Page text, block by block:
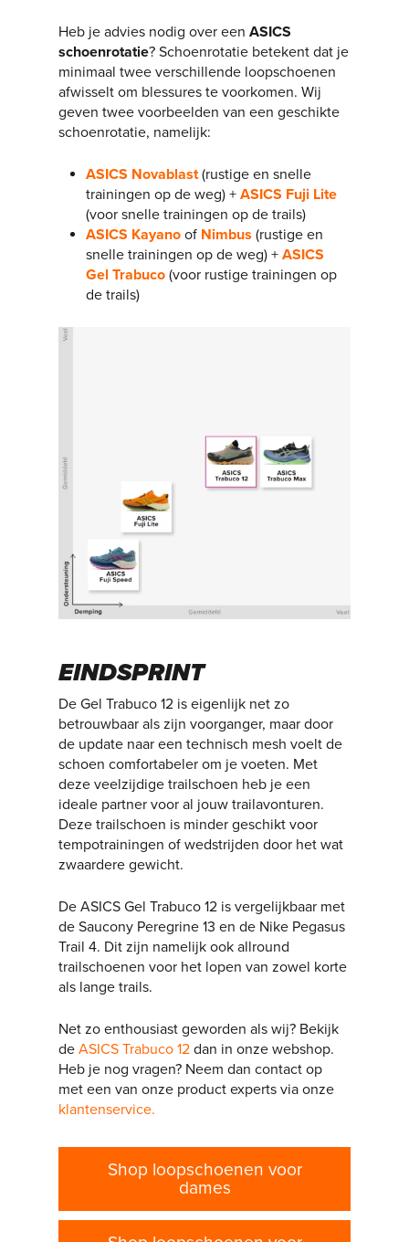
Heb je advies nodig over eenASICS
schoenrotatie? Schoenrotatie betekent dat je
minimaal twee verschillende loopschoenen
afwisselt om blessures te voorkomen. Wij
geven twee voorbeelden van een geschikte
schoenrotatie, namelijk:
ASICS Novablast(rustige en snelle
trainingen op de weg) +ASICS Fuji Lite
(voor snelle trainingen op de trails)
ASICS Kayano of Nimbus (rustige en
snelle trainingen op de weg) +ASICS
Gel Trabuco (voor rustige trainingen op
de trails)
EINDSPRINT
De Gel Trabuco 12 is eigenlijk net zo
betrouwbaar als zijn voorganger, maar door
de update naar een technisch mesh voelt de
schoen comfortabeler om je voeten. Met
deze veelzijdige trailschoen heb je een
ideale partner voor al jouw trailavonturen.
Deze trailschoen is minder geschikt voor
tempotrainingen of wedstrijden door het wat
zwaardere gewicht.
De ASICS Gel Trabuco 12 is vergelijkbaar met
de Saucony Peregrine 13 en de Nike Pegasus
Trail 4. Dit zijn namelijk ook allround
trailschoenen voor het lopen van zowel korte
als lange trails.
Net zo enthousiast geworden als wij? Bekijk
deASICS Trabuco 12 dan in onze webshop.
Heb je nog vragen? Neem dan contact op
met een van onze product experts via onze
klantenservice.
Shop loopschoenen voor
dames